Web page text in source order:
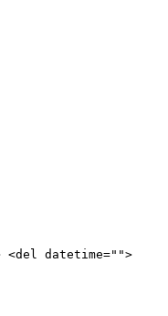
datetime="">